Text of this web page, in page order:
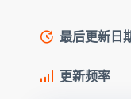
最后更新日
更新频率